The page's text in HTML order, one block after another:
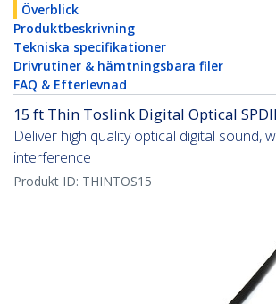
Överblick
Produktbeskrivning
Tekniska specifikationer
Drivrutiner & hämtningsbara filer
FAQ & Efterlevnad
15 ft Thin Toslink Digital Optical
Deliver high quality optical digital sound,
interference
Produkt ID: THINTOS15